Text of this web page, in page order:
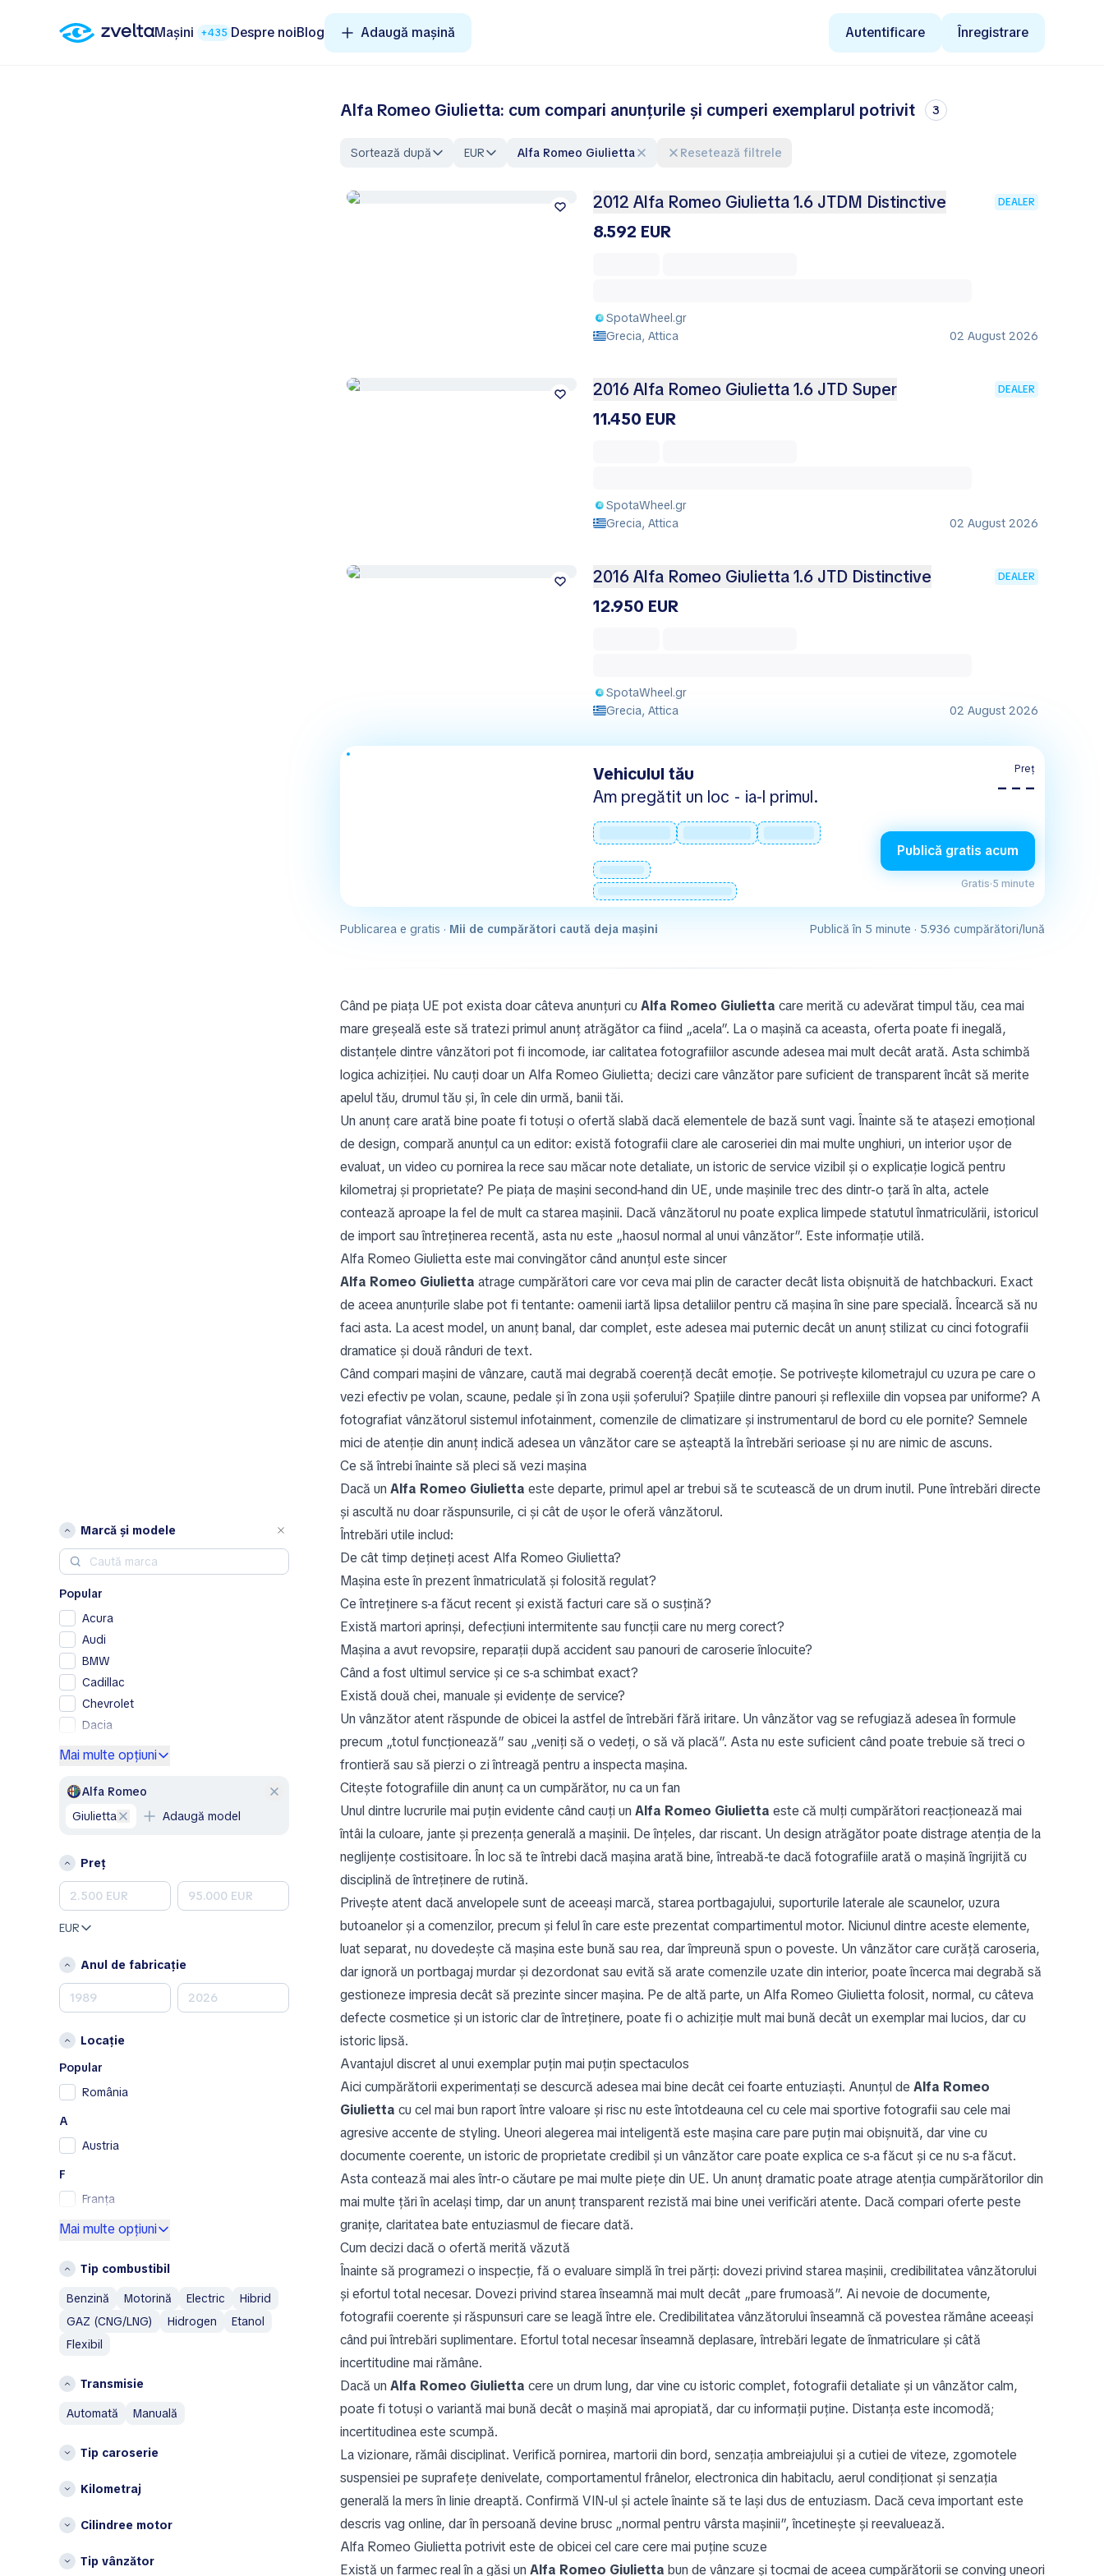
Mașini +435 Despre noiBlog Adaugă mașină Autentificare Înregistrare
Marcă și modele
Popular
Acura
Audi
BMW
Cadillac
Chevrolet
Dacia
GMC
Honda
Land Rover
Mercedes-Benz
MINI
Nissan
Peugeot
Porsche
RAM
Skoda
Subaru
Volkswagen
Austin
Avatr
B
Bestune
Mai multe opțiuni
Alfa Romeo
Giulietta
Adaugă model
Preț
EUR
Anul de fabricație
Locație
Popular
România
A
Austria
F
Franța
G
Grecia
Islanda
Italia
L
Polonia
S
Ț
Țările de Jos
Mai multe opțiuni
Tip combustibil
Benzină
Motorină Electric
Hibrid
GAZ (CNG/LNG)
Hidrogen
Etanol
Flexibil
Transmisie
automată
manuală
Tip caroserie
Kilometraj
Cilindree motor
Tip vânzător
Alfa Romeo Giulietta: cum compari anunțurile și cumperi exemplarul potrivit 3
Sortează după EUR Alfa Romeo Giulietta Resetează filtrele
2012 Alfa Romeo Giulietta 1.6 JTDM Distinctive DEALER
8.592 EUR
SpotaWheel.gr
Grecia, Attica
02 August 2026
2016 Alfa Romeo Giulietta 1.6 JTD Super DEALER
11.450 EUR
SpotaWheel.gr
Grecia, Attica
02 August 2026
2016 Alfa Romeo Giulietta 1.6 JTD Distinctive DEALER
12.950 EUR
SpotaWheel.gr
Grecia, Attica
02 August 2026
Vehiculul tău
Am pregătit un loc - ia-l primul.
Preț
– – –
Publică gratis acum
Gratis·5 minute
Publicarea e gratis · Mii de cumpărători caută deja mașini Publică în 5 minute · 5.936 cumpărători/lună
Când pe piața UE pot exista doar câteva anunțuri cu Alfa Romeo Giulietta care merită cu adevărat timpul tău, cea mai
mare greșeală este să tratezi primul anunț atrăgător ca fiind „acela”. La o mașină ca aceasta, oferta poate fi inegală,
distanțele dintre vânzători pot fi incomode, iar calitatea fotografiilor ascunde adesea mai mult decât arată. Asta schimbă
logica achiziției. Nu cauți doar un Alfa Romeo Giulietta; decizi care vânzător pare suficient de transparent încât să merite
apelul tău, drumul tău și, în cele din urmă, banii tăi.
Un anunț care arată bine poate fi totuși o ofertă slabă dacă elementele de bază sunt vagi. Înainte să te atașezi emoțional
de design, compară anunțul ca un editor: există fotografii clare ale caroseriei din mai multe unghiuri, un interior ușor de
evaluat, un video cu pornirea la rece sau măcar note detaliate, un istoric de service vizibil și o explicație logică pentru
kilometraj și proprietate? Pe piața de mașini second-hand din UE, unde mașinile trec des dintr-o țară în alta, actele
contează aproape la fel de mult ca starea mașinii. Dacă vânzătorul nu poate explica limpede statutul înmatriculării, istoricul
de import sau întreținerea recentă, asta nu este „haosul normal al unui vânzător”. Este informație utilă.
Alfa Romeo Giulietta este mai convingător când anunțul este sincer
Alfa Romeo Giulietta atrage cumpărători care vor ceva mai plin de caracter decât lista obișnuită de hatchbackuri. Exact
de aceea anunțurile slabe pot fi tentante: oamenii iartă lipsa detaliilor pentru că mașina în sine pare specială. Încearcă să nu
faci asta. La acest model, un anunț banal, dar complet, este adesea mai puternic decât un anunț stilizat cu cinci fotografii
dramatice și două rânduri de text.
Când compari mașini de vânzare, caută mai degrabă coerență decât emoție. Se potrivește kilometrajul cu uzura pe care o
vezi efectiv pe volan, scaune, pedale și în zona ușii șoferului? Spațiile dintre panouri și reflexiile din vopsea par uniforme? A
fotografiat vânzătorul sistemul infotainment, comenzile de climatizare și instrumentarul de bord cu ele pornite? Semnele
mici de atenție din anunț indică adesea un vânzător care se așteaptă la întrebări serioase și nu are nimic de ascuns.
Ce să întrebi înainte să pleci să vezi mașina
Dacă un Alfa Romeo Giulietta este departe, primul apel ar trebui să te scutească de un drum inutil. Pune întrebări directe
și ascultă nu doar răspunsurile, ci și cât de ușor le oferă vânzătorul.
Întrebări utile includ:
De cât timp dețineți acest Alfa Romeo Giulietta?
Mașina este în prezent înmatriculată și folosită regulat?
Ce întreținere s-a făcut recent și există facturi care să o susțină?
Există martori aprinși, defecțiuni intermitente sau funcții care nu merg corect?
Mașina a avut revopsire, reparații după accident sau panouri de caroserie înlocuite?
Când a fost ultimul service și ce s-a schimbat exact?
Există două chei, manuale și evidențe de service?
Un vânzător atent răspunde de obicei la astfel de întrebări fără iritare. Un vânzător vag se refugiază adesea în formule
precum „totul funcționează” sau „veniți să o vedeți, o să vă placă”. Asta nu este suficient când poate trebuie să treci o
frontieră sau să pierzi o zi întreagă pentru a inspecta mașina.
Citește fotografiile din anunț ca un cumpărător, nu ca un fan
Unul dintre lucrurile mai puțin evidente când cauți un Alfa Romeo Giulietta este că mulți cumpărători reacționează mai
întâi la culoare, jante și prezența generală a mașinii. De înțeles, dar riscant. Un design atrăgător poate distrage atenția de la
neglijențe costisitoare. În loc să te întrebi dacă mașina arată bine, întreabă-te dacă fotografiile arată o mașină îngrijită cu
disciplină de întreținere de rutină.
Privește atent dacă anvelopele sunt de aceeași marcă, starea portbagajului, suporturile laterale ale scaunelor, uzura
butoanelor și a comenzilor, precum și felul în care este prezentat compartimentul motor. Niciunul dintre aceste elemente,
luat separat, nu dovedește că mașina este bună sau rea, dar împreună spun o poveste. Un vânzător care curăță caroseria,
dar ignoră un portbagaj murdar și dezordonat sau evită să arate comenzile uzate din interior, poate încerca mai degrabă să
gestioneze impresia decât să prezinte sincer mașina. Pe de altă parte, un Alfa Romeo Giulietta folosit, normal, cu câteva
defecte cosmetice și un istoric clar de întreținere, poate fi o achiziție mult mai bună decât un exemplar mai lucios, dar cu
istoric lipsă.
Avantajul discret al unui exemplar puțin mai puțin spectaculos
Aici cumpărătorii experimentați se descurcă adesea mai bine decât cei foarte entuziaști. Anunțul de Alfa Romeo
Giulietta cu cel mai bun raport între valoare și risc nu este întotdeauna cel cu cele mai sportive fotografii sau cele mai
agresive accente de styling. Uneori alegerea mai inteligentă este mașina care pare puțin mai obișnuită, dar vine cu
documente coerente, un istoric de proprietate credibil și un vânzător care poate explica ce s-a făcut și ce nu s-a făcut.
Asta contează mai ales într-o căutare pe mai multe piețe din UE. Un anunț dramatic poate atrage atenția cumpărătorilor din
mai multe țări în același timp, dar un anunț transparent rezistă mai bine unei verificări atente. Dacă compari oferte peste
granițe, claritatea bate entuziasmul de fiecare dată.
Cum decizi dacă o ofertă merită văzută
Înainte să programezi o inspecție, fă o evaluare simplă în trei părți: dovezi privind starea mașinii, credibilitatea vânzătorului
și efortul total necesar. Dovezi privind starea înseamnă mai mult decât „pare frumoasă”. Ai nevoie de documente,
fotografii coerente și răspunsuri care se leagă între ele. Credibilitatea vânzătorului înseamnă că povestea rămâne aceeași
când pui întrebări suplimentare. Efortul total necesar înseamnă deplasare, întrebări legate de înmatriculare și câtă
incertitudine mai rămâne.
Dacă un Alfa Romeo Giulietta cere un drum lung, dar vine cu istoric complet, fotografii detaliate și un vânzător calm,
poate fi totuși o variantă mai bună decât o mașină mai apropiată, dar cu informații puține. Distanța este incomodă;
incertitudinea este scumpă.
La vizionare, rămâi disciplinat. Verifică pornirea, martorii din bord, senzația ambreiajului și a cutiei de viteze, zgomotele
suspensiei pe suprafețe denivelate, comportamentul frânelor, electronica din habitaclu, aerul condiționat și senzația
generală la mers în linie dreaptă. Confirmă VIN-ul și actele înainte să te lași dus de entuziasm. Dacă ceva important este
descris vag online, dar în persoană devine brusc „normal pentru vârsta mașinii”, încetinește și reevaluează.
Alfa Romeo Giulietta potrivit este de obicei cel care cere mai puține scuze
Există un farmec real în a găsi un Alfa Romeo Giulietta bun de vânzare și tocmai de aceea cumpărătorii se conving uneori